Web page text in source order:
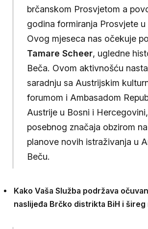
brčanskom Prosvjetom a
godina formiranja Prosvjete u
Ovog mjeseca nas očekuje
Tamare Scheer, ugledne
Beča. Ovom aktivnošću
saradnju sa Austrijskim
forumom i Ambasadom
Austrije u Bosni i
posebnog značaja obzirom
planove novih istraživanja u
Beču.
Kako Vaša Služba podržava
naslijeđa Brčko distrikta BiH i šireg